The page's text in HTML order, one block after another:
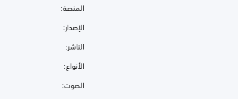
المنصة:
الإصدار:
الناشر:
الأنواع:
الصوت: